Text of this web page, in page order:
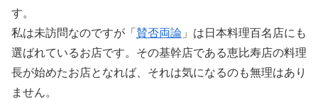
す。
私は未訪問なのですが「 賛否両論 」は日本料理百名店にも
選ばれているお店です。その基幹店である恵比寿店の料理
長が始めたお店となれば、それは気になるのも無理はあり
ません。